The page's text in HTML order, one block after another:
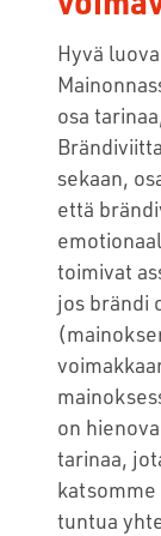
Hyvä
osa
sekaan,
että
toimivat
jos brändi
on
tarinaa,
tuntua